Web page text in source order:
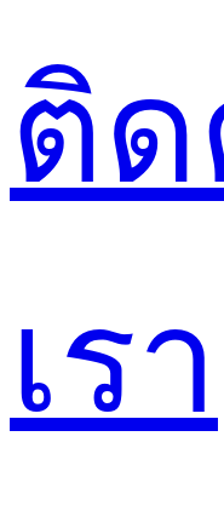
ติ
เรา